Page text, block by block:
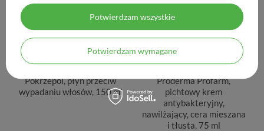
Pokrzepol, płyn przeciw
wypadaniu włosów, 150 ml
Proderma Profarm,
pichtowy krem
antybakteryjny,
nawilżający, cera mieszana
i tłusta, 75 ml
Potwierdzam wymagane
Potwierdzam wszystkie